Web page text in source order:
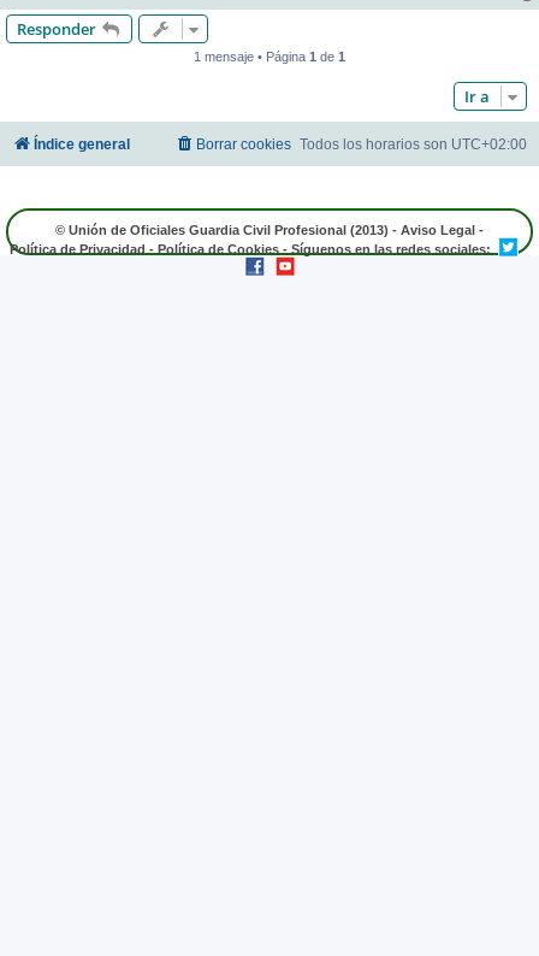
Responder
1 mensaje • Página 1 de 1
Ir a
Índice general Todos los horarios son UTC+02:00
Borrar cookies
© Unión de Oficiales Guardia Civil Profesional (2013) - Aviso Legal -
Política de Privacidad - Política de Cookies - Síguenos en las redes sociales: